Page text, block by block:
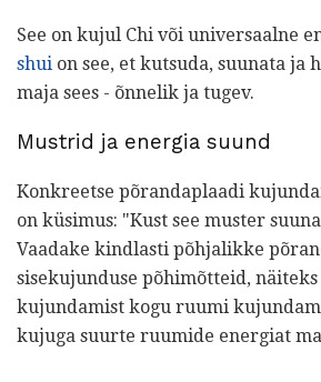
See on kujul Chi või universaalne
shui on see, et kutsuda, suunata ja
maja sees - õnnelik ja tugev.
Mustrid ja energia suund
Konkreetse põrandaplaadi
on küsimus: "Kust see muster
Vaadake kindlasti põhjalikke
sisekujunduse põhimõtteid,
kujundamist kogu ruumi
kujuga suurte ruumide energiat